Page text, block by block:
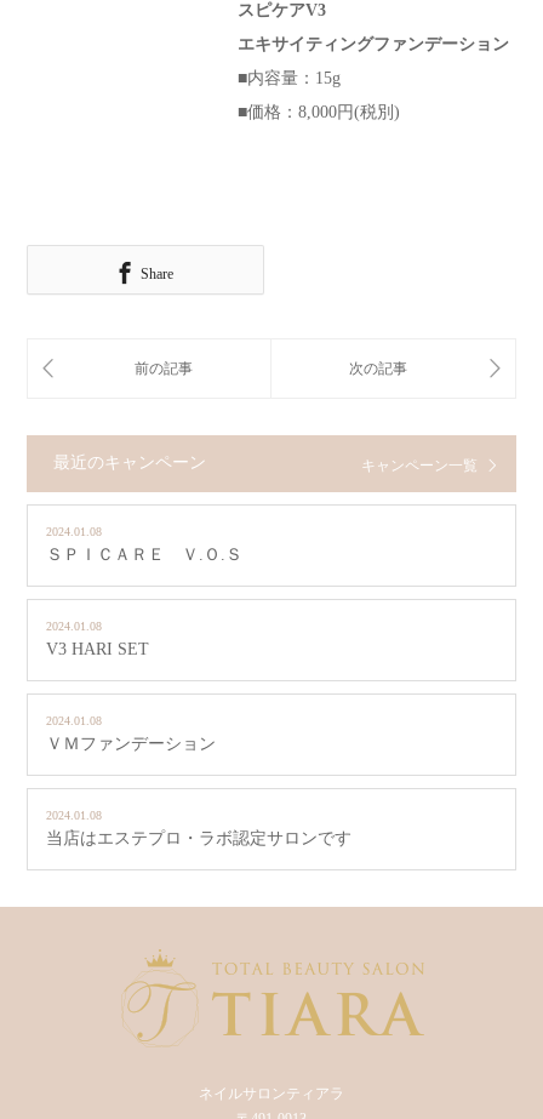
スピケアV3
エキサイティングファンデーション
■内容量：15g
■価格：8,000円(税別)
Share
最近のキャンペーン キャンペーン一覧
2024.01.08
ＳＰＩＣＡＲＥ Ｖ.Ｏ.Ｓ
2024.01.08
V3 HARI SET
2024.01.08
ＶＭファンデーション
2024.01.08
当店はエステプロ・ラボ認定サロンです
ネイルサロンティアラ